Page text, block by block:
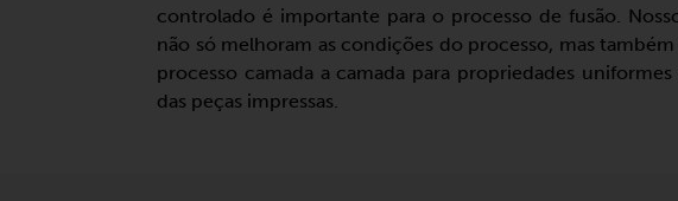
controlado é importante para o processo de fusão.
não só melhoram as condições do processo, mas
processo camada a camada para propriedades
das peças impressas.